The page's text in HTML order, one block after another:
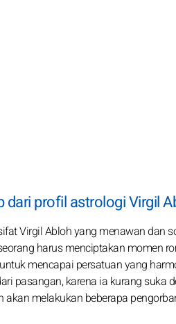
dari profil astrologi Virgil
Virgil Abloh yang menawan
harus menciptakan momen
mencapai persatuan yang
pasangan, karena ia kurang
akan melakukan beberapa